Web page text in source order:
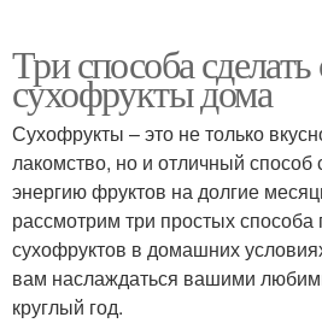
Три способа
сухофрукты дома
Сухофрукты – это не только
лакомство, но и отличный
энергию фруктов на долгие
рассмотрим три простых способа
сухофруктов в домашних
вам наслаждаться вашими
круглый год.